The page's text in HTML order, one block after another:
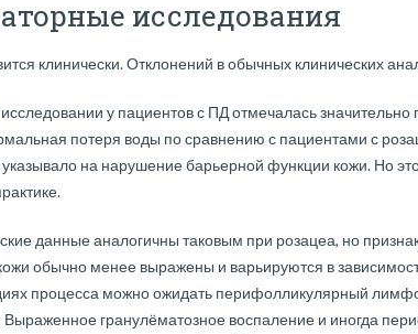
исследования
клинически. Отклонений в обычных клинических
у пациентов с ПД отмечалась
потеря воды по сравнению с пациентами с
указывало на нарушение барьерной функции кожи. Но
данные аналогичны таковым при розацеа, но
обычно менее выражены и варьируются в
процесса можно ожидать перифолликулярный
Выраженное гранулёматозное воспаление и иногда